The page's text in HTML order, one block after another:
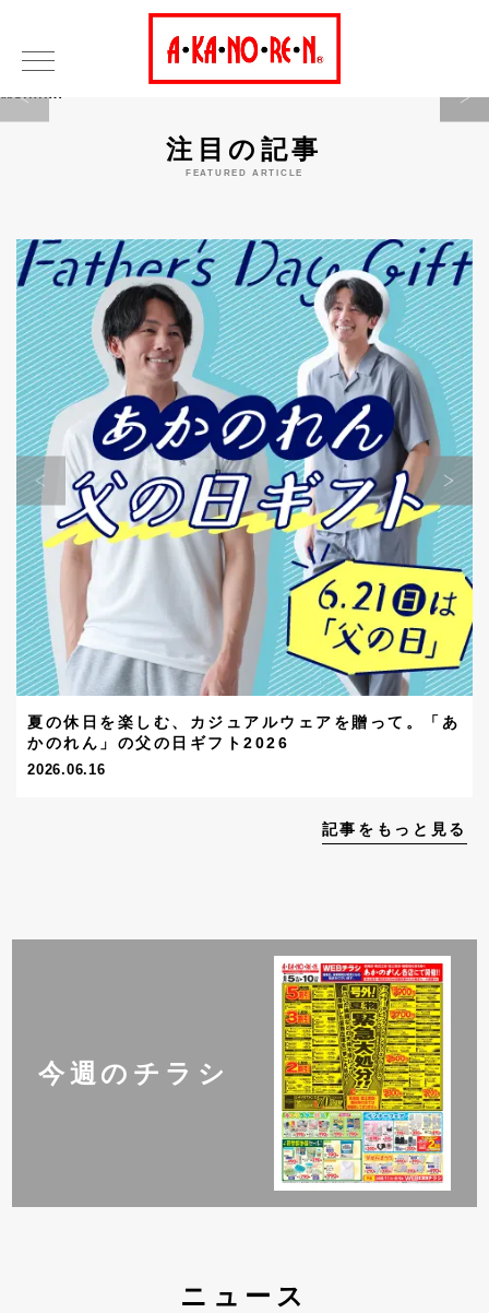
Warning
注目の記事
FEATURED ARTICLE
夏の休日を楽しむ、カジュアルウェアを贈って。「あ
かのれん」の父の日ギフト2026
2026.06.16
記事をもっと見る
今週のチラシ
ニュース